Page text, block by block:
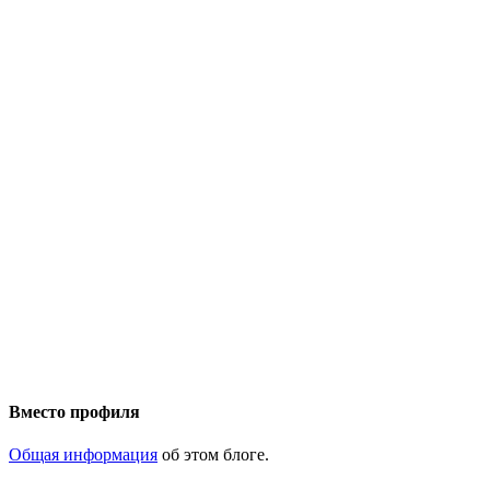
Вместо профиля
Общая информация об этом блоге.